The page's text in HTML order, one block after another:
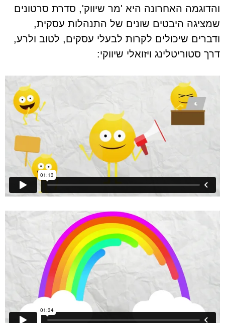
והדוגמה האחרונה היא 'מר שיווק', סדרת סרטונים
שמציגה היבטים שונים של התנהלות עסקית,
ודברים שיכולים לקרות לבעלי עסקים, לטוב ולרע,
דרך סטוריטלינג ויזואלי שיווקי: